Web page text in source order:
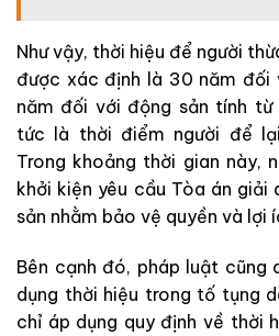
Như vậy, thời hiệu để người
được xác định là 30 năm đối
năm đối với động sản tính
tức là thời điểm người để
Trong khoảng thời gian này,
khởi kiện yêu cầu Tòa án giải
sản nhằm bảo vệ quyền và lợi
Bên cạnh đó, pháp luật cũng
dụng thời hiệu trong tố tụng
chỉ áp dụng quy định về thời